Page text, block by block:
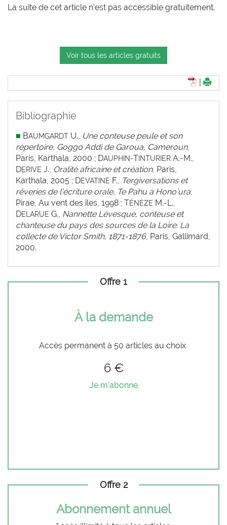
La suite de cet article n'est pas accessible gratuitement.
Voir tous les articles gratuits
Bibliographie
■ BAUMGARDT U., Une conteuse peule et son
répertoire, Goggo Addi de Garoua, Cameroun,
Paris, Karthala, 2000 ; DAUPHIN-T INTURIER A.-M.,
DERIVE J., Oralité africaine et création, Paris,
Karthala, 2005 ; DEVATINE F., Tergiversations et
rêveries de l’écriture orale, Te Pahu a Hono’ura,
Pirae, Au vent des îles, 1998 ; TÉNÈZE M.-L.,
DELARUE G., Nannette Lévesque, conteuse et
chanteuse du pays des sources de la Loire. La
collecte de Victor Smith, 1871-1876, Paris, Gallimard,
2000.
Offre 1
À la demande
Accès permanent à 50 articles au choix
6 €
Je m'abonne
Offre 2
Abonnement annuel